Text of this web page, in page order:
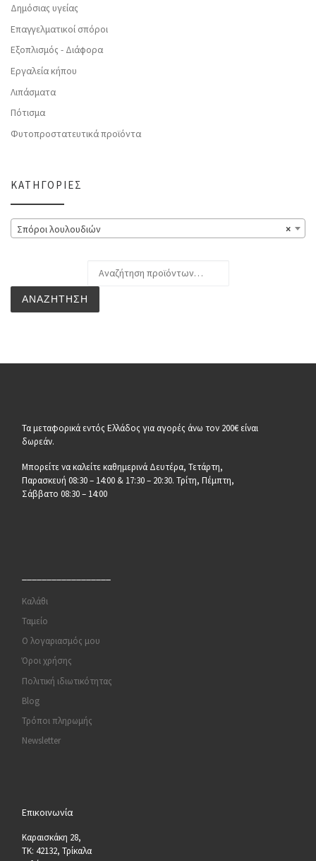
Δημόσιας υγείας
Επαγγελματικοί σπόροι
Εξοπλισμός - Διάφορα
Εργαλεία κήπου
Λιπάσματα
Πότισμα
Φυτοπροστατευτικά προϊόντα
ΚΑΤΗΓΟΡΊΕΣ
×
Σπόροι λουλουδιών
ΑΝΑΖΉΤΗΣΗ
Τα μεταφορικά εντός Ελλάδος για αγορές άνω τον 200€ είναι
δωρεάν.
Μπορείτε να καλείτε καθημερινά Δευτέρα, Τετάρτη,
Παρασκευή 08:30 – 14:00 & 17:30 – 20:30. Τρίτη, Πέμπτη,
Σάββατο 08:30 – 14:00
Καλάθι
Ταμείο
Ο λογαριασμός μου
Όροι χρήσης
Πολιτική ιδιωτικότητας
Blog
Τρόποι πληρωμής
Newsletter
Επικοινωνία
Καραισκάκη 28,
ΤΚ: 42132, Τρίκαλα